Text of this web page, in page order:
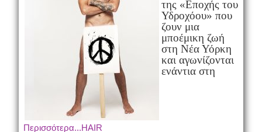
της «Εποχής του
Υδροχόου» που
ζουν μια
μποέμικη ζωή
στη Νέα Υόρκη
και αγωνίζονται
ενάντια στη
Περισσότερα...HAIR